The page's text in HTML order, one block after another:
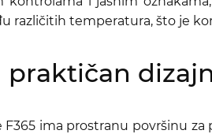
različitih temperatura, što je
praktičan dizajn
F365 ima prostranu površinu